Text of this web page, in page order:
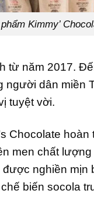
Kimmy’
từ năm 2017.
dân miền
tuyệt vời.
Chocolate
men chất
nghiền
biến socola